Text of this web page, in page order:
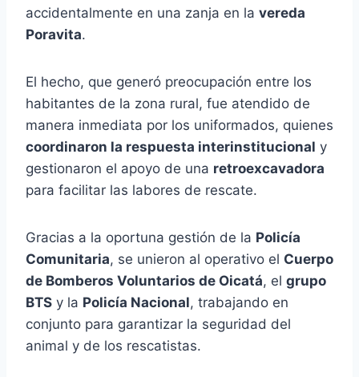
accidentalmente en una zanja en la vereda
Poravita.
El hecho, que generó preocupación entre los
habitantes de la zona rural, fue atendido de
manera inmediata por los uniformados, quienes
coordinaron la respuesta interinstitucional y
gestionaron el apoyo de una retroexcavadora
para facilitar las labores de rescate.
Gracias a la oportuna gestión de la Policía
Comunitaria, se unieron al operativo el Cuerpo
de Bomberos Voluntarios de Oicatá, el grupo
BTS y la Policía Nacional, trabajando en
conjunto para garantizar la seguridad del
animal y de los rescatistas.